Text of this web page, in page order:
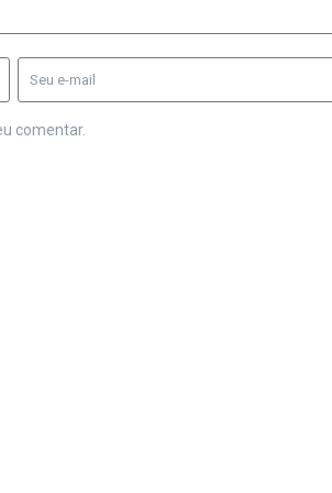
comentar.